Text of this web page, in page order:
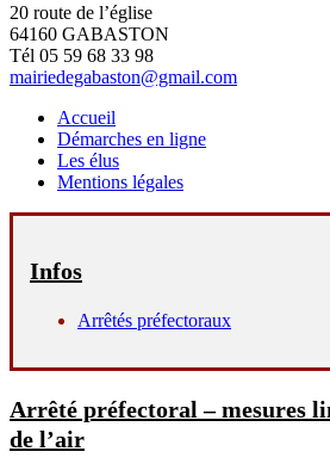
20 route de l’église
64160 GABASTON
Tél 05 59 68 33 98
mairiedegabaston@gmail.com
Accueil
Démarches en ligne
Les élus
Mentions légales
Infos
Arrêtés préfectoraux
Arrêté préfectoral – mesures
de l’air